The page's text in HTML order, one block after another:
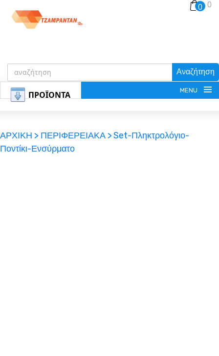
Αναζήτηση
0 0
ΠΡΟΪΟΝΤΑ MENU
ΑΡΧΙΚΗ > ΠΕΡΙΦΕΡΕΙΑΚΑ >Set-Πληκτρολόγιο-
Ποντίκι-Ενσύρματο